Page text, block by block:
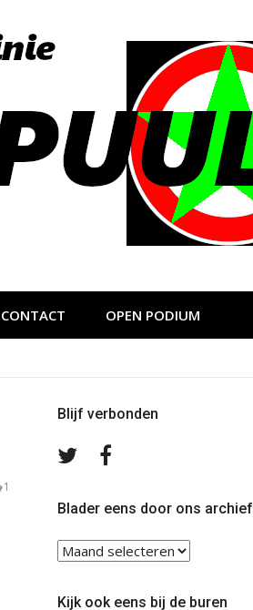
CONTACT OPEN PODIUM
1
Blijf verbonden
Volg
TwitterFacebook
Blader eens door ons archief
Blader
eens
ons
Kijk ook eens bij de buren